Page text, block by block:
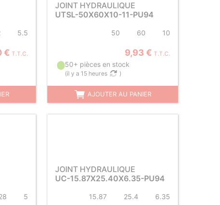
5.5
€ T.T.C.
JOINT HYDRAULIQUE
UTSL-50X60X10-11-PU94
50 60 10
9,93 € T.T.C.
50+ pièces en stock
(il y a 15 heures )
AJOUTER AU PANIER
5
JOINT HYDRAULIQUE
UC-15.87X25.40X6.35-PU94
15.87 25.4 6.35